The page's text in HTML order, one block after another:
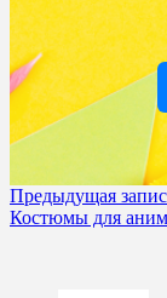
Предыдущая
Костюмы для